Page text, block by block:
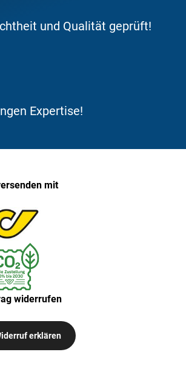
und Qualität geprüft!
Expertise!
mit
widerrufen
erklären